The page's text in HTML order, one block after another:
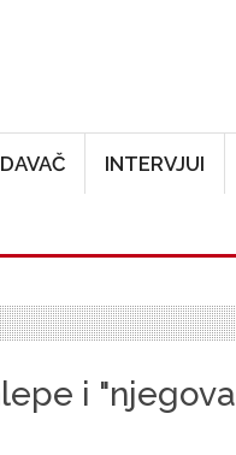
INTERVJUI
i "njegova